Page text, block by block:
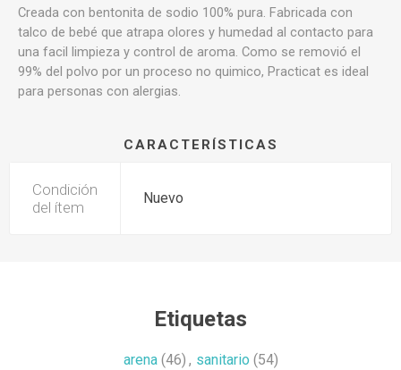
Creada con bentonita de sodio 100% pura. Fabricada con
talco de bebé que atrapa olores y humedad al contacto para
una facil limpieza y control de aroma. Como se removió el
99% del polvo por un proceso no quimico, Practicat es ideal
para personas con alergias.
CARACTERÍSTICAS
Condición
del ítem
Nuevo
Etiquetas
arena (46) , sanitario (54)